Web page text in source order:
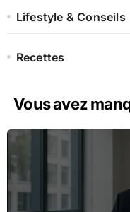
Lifestyle & Conseils
Recettes
Vous avez